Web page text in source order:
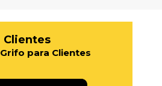
Clientes
Grifo para Clientes